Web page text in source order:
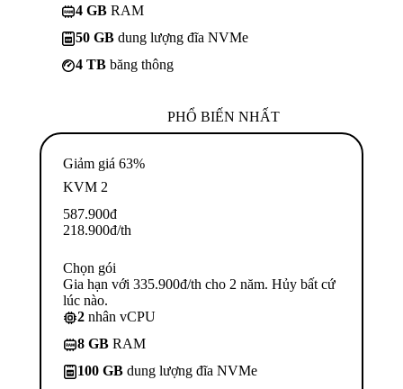
4 GB RAM
50 GB dung lượng đĩa NVMe
4 TB băng thông
PHỔ BIẾN NHẤT
Giảm giá 63%
KVM 2
587.900đ
218.900đ/th
Chọn gói
Gia hạn với 335.900đ/th cho 2 năm. Hủy bất cứ
lúc nào.
2 nhân vCPU
8 GB RAM
100 GB dung lượng đĩa NVMe